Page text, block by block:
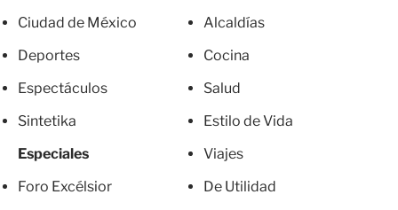
Ciudad de México
Deportes
Espectáculos
Sintetika
Especiales
Foro Excélsior
Alcaldías
Cocina
Salud
Estilo de Vida
Viajes
De Utilidad